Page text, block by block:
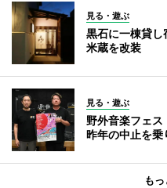
見る・遊ぶ
黒石に一棟貸
米蔵を改装
見る・遊ぶ
野外音楽フェ
昨年の中止を乗
も